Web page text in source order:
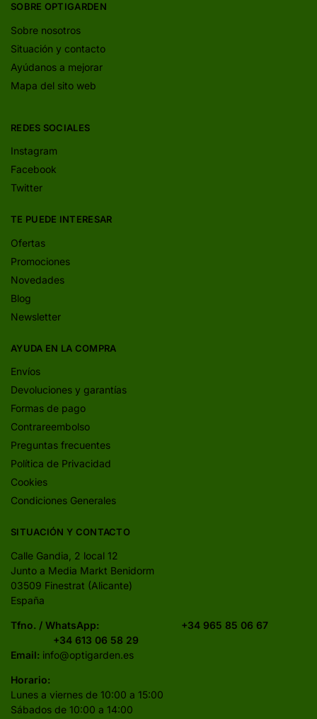
SOBRE OPTIGARDEN
Sobre nosotros
Situación y contacto
Ayúdanos a mejorar
Mapa del sito web
REDES SOCIALES
Instagram
Facebook
Twitter
TE PUEDE INTERESAR
Ofertas
Promociones
Novedades
Blog
Newsletter
AYUDA EN LA COMPRA
Envíos
Devoluciones y garantías
Formas de pago
Contrareembolso
Preguntas frecuentes
Política de Privacidad
Cookies
Condiciones Generales
SITUACIÓN Y CONTACTO
Calle Gandia, 2 local 12
Junto a Media Markt Benidorm
03509 Finestrat (Alicante)
España
Tfno. / WhatsApp: +34 965 85 06 67
+34 613 06 58 29
Email: info@optigarden.es
Horario:
Lunes a viernes de 10:00 a 15:00
Sábados de 10:00 a 14:00